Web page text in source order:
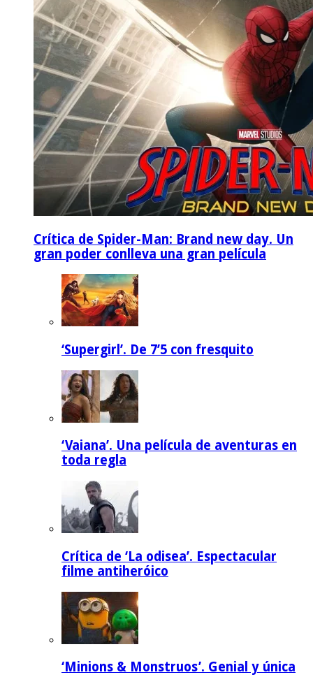
Crítica de Spider-Man: Brand new day. Un
gran poder conlleva una gran película
‘Supergirl’. De 7’5 con fresquito
‘Vaiana’. Una película de aventuras en
toda regla
Crítica de ‘La odisea’. Espectacular
filme antiheróico
‘Minions & Monstruos’. Genial y única